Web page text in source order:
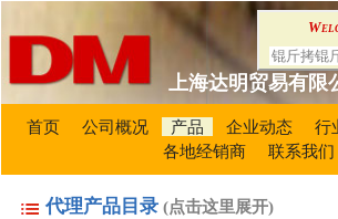
上海达明贸易有限
首页 公司概况 产品 企业动态 行
各地经销商
联系我们
代理产品目录 (点击这里展开)